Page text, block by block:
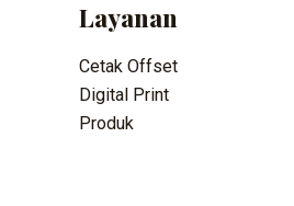
Layanan
Cetak Offset
Digital Print
Produk